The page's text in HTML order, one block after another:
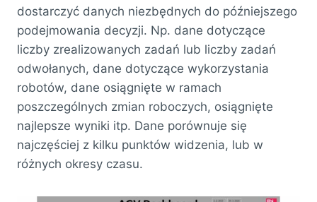
dostarczyć danych niezbędnych do późniejszego
podejmowania decyzji. Np. dane dotyczące
liczby zrealizowanych zadań lub liczby zadań
odwołanych, dane dotyczące wykorzystania
robotów, dane osiągnięte w ramach
poszczególnych zmian roboczych, osiągnięte
najlepsze wyniki itp. Dane porównuje się
najczęściej z kilku punktów widzenia, lub w
różnych okresy czasu.